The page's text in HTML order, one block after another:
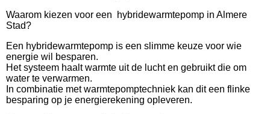
Waarom kiezen voor een hybridewarmtepomp in Almere
Stad?
Een hybridewarmtepomp is een slimme keuze voor wie
energie wil besparen.
Het systeem haalt warmte uit de lucht en gebruikt die om
water te verwarmen.
In combinatie met warmtepomptechniek kan dit een flinke
besparing op je energierekening opleveren.